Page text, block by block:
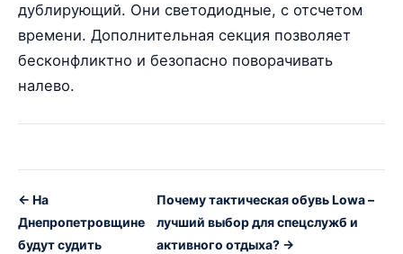
дублирующий. Они светодиодные, с отсчетом
времени. Дополнительная секция позволяет
бесконфликтно и безопасно поворачивать
налево.
← На
Днепропетровщине
будут судить
Почему тактическая обувь Lowa –
лучший выбор для спецслужб и
активного отдыха? →